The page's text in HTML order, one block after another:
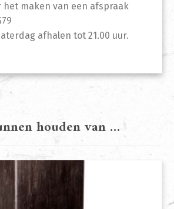
het maken van een afspraak
afhalen tot 21.00 uur.
houden van …